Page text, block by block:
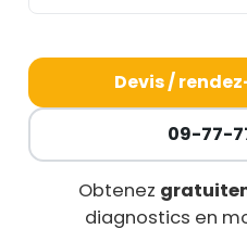
Devis /
09-77-
Obtenez
diagnostics en